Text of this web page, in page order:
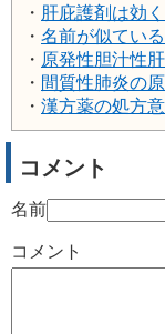
・ 肝庇護剤は効
・ 名前が似てい
・ 原発性胆汁性
・ 間質性肺炎の
・ 漢方薬の処方
コメント
名前
コメント